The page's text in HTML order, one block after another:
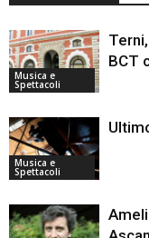
Musica e
Spettacoli
BCT
Musica e
Spettacoli